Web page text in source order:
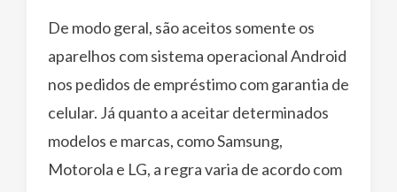
De modo geral, são aceitos somente os
aparelhos com sistema operacional Android
nos pedidos de empréstimo com garantia de
celular. Já quanto a aceitar determinados
modelos e marcas, como Samsung,
Motorola e LG, a regra varia de acordo com